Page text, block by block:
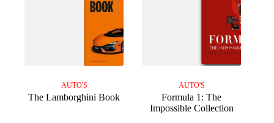
AUTO'S
The Lamborghini Book
AUTO'S
Formula 1: The
Impossible Collection